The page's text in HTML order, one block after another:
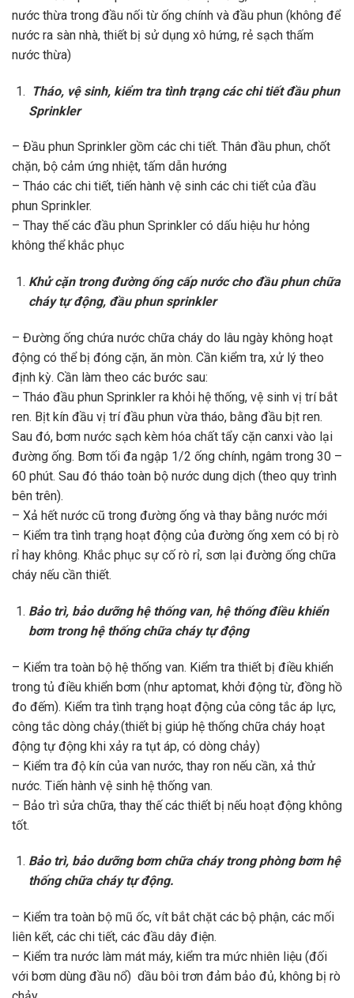
nước thừa trong đầu nối từ ống chính và đầu phun (không để
nước ra sàn nhà, thiết bị sử dụng xô hứng, rẻ sạch thấm
nước thừa)
Tháo, vệ sinh, kiểm tra tình trạng các chi tiết đầu phun
Sprinkler
– Đầu phun Sprinkler gồm các chi tiết. Thân đầu phun, chốt
chặn, bộ cảm ứng nhiệt, tấm dẫn hướng
– Tháo các chi tiết, tiến hành vệ sinh các chi tiết của đầu
phun Sprinkler.
– Thay thế các đầu phun Sprinkler có dấu hiệu hư hỏng
không thể khắc phục
Khử cặn trong đường ống cấp nước cho đầu phun chữa
cháy tự động, đầu phun sprinkler
– Đường ống chứa nước chữa cháy do lâu ngày không hoạt
động có thể bị đóng cặn, ăn mòn. Cần kiểm tra, xử lý theo
định kỳ. Cần làm theo các bước sau:
– Tháo đầu phun Sprinkler ra khỏi hệ thống, vệ sinh vị trí bắt
ren. Bịt kín đầu vị trí đầu phun vừa tháo, bằng đầu bịt ren.
Sau đó, bơm nước sạch kèm hóa chất tẩy cặn canxi vào lại
đường ống. Bơm tối đa ngập 1/2 ống chính, ngâm trong 30 –
60 phút. Sau đó tháo toàn bộ nước dung dịch (theo quy trình
bên trên).
– Xả hết nước cũ trong đường ống và thay bằng nước mới
– Kiểm tra tình trạng hoạt động của đường ống xem có bị rò
rỉ hay không. Khắc phục sự cố rò rỉ, sơn lại đường ống chữa
cháy nếu cần thiết.
Bảo trì, bảo dưỡng hệ thống van, hệ thống điều khiển
bơm trong hệ thống chữa cháy tự động
– Kiểm tra toàn bộ hệ thống van. Kiểm tra thiết bị điều khiển
trong tủ điều khiển bơm (như aptomat, khởi động từ, đồng hồ
đo đếm). Kiểm tra tình trạng hoạt động của công tắc áp lực,
công tắc dòng chảy.(thiết bị giúp hệ thống chữa cháy hoạt
động tự động khi xảy ra tụt áp, có dòng chảy)
– Kiểm tra độ kín của van nước, thay ron nếu cần, xả thử
nước. Tiến hành vệ sinh hệ thống van.
– Bảo trì sửa chữa, thay thế các thiết bị nếu hoạt động không
tốt.
Bảo trì, bảo dưỡng bơm chữa cháy trong phòng bơm hệ
thống chữa cháy tự động.
– Kiểm tra toàn bộ mũ ốc, vít bắt chặt các bộ phận, các mối
liên kết, các chi tiết, các đầu dây điện.
– Kiểm tra nước làm mát máy, kiểm tra mức nhiên liệu (đối
với bơm dùng đầu nổ) dầu bôi trơn đảm bảo đủ, không bị rò